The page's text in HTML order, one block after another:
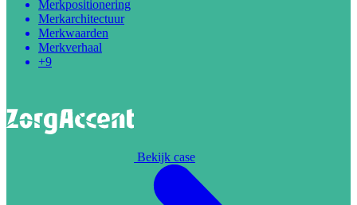
Merkpositionering
Merkarchitectuur
Merkwaarden
Merkverhaal
+9
Bekijk case